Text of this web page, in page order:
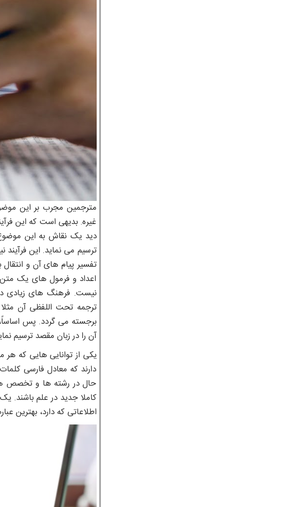
مترجمین مجرب بر این
غیره. بدیهی است که این
دید یک نقاش به این موضوع
ترسیم می نماید. این
تفسیر پیام های آن و
اعداد و فرمول های یک متن
نیست. فرهنگ های زیادی
ترجمه تحت اللفظی آن
برجسته می گردد. پس
آن را در زبان مقصد ترسیم
یکی از توانایی هایی که هر
دارند که معادل فارسی
حال در رشته ها و تخصص
کاملا جدید در علم باشند.
اطلاعاتی که دارد، بهترین